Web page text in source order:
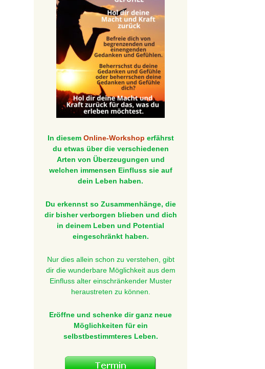
In diesem Online-Workshop erfährst
du etwas über die verschiedenen
Arten von Überzeugungen und
welchen immensen Einfluss sie auf
dein Leben haben.
Du erkennst so Zusammenhänge, die
dir bisher verborgen blieben und dich
in deinem Leben und Potential
eingeschränkt haben.
Nur dies allein schon zu verstehen, gibt
dir die wunderbare Möglichkeit aus dem
Einfluss alter einschränkender Muster
heraustreten zu können.
Eröffne und schenke dir ganz neue
Möglichkeiten für ein
selbstbestimmteres Leben.